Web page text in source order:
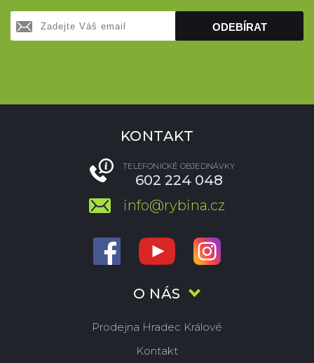
ODEBÍRAT
O NÁS
Prodejna Hradec Králové
Kontakt
KONTAKT
TELEFONICKÉ OBJEDNÁVKY
602 224 048
info@rybina.cz